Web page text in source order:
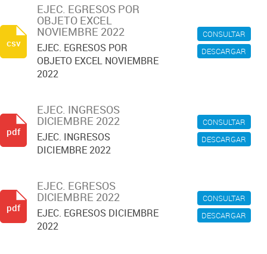
CONSULTAR
DESCARGAR
EJEC. EGRESOS POR
OBJETO EXCEL
NOVIEMBRE 2022
EJEC. EGRESOS POR
OBJETO EXCEL NOVIEMBRE
2022
csv
CONSULTAR
DESCARGAR
EJEC. INGRESOS
DICIEMBRE 2022
EJEC. INGRESOS
DICIEMBRE 2022
pdf
CONSULTAR
DESCARGAR
EJEC. EGRESOS
DICIEMBRE 2022
EJEC. EGRESOS DICIEMBRE
2022
pdf